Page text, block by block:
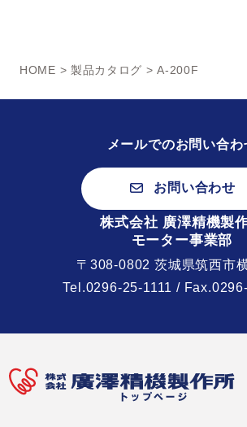
HOME > 製品カタログ > A-200F
メールでのお問い合わ
お問い合わせ
株式会社 廣澤精機製
モーター事業部
〒308-0802 茨城県筑西市
Tel.0296-25-1111 /